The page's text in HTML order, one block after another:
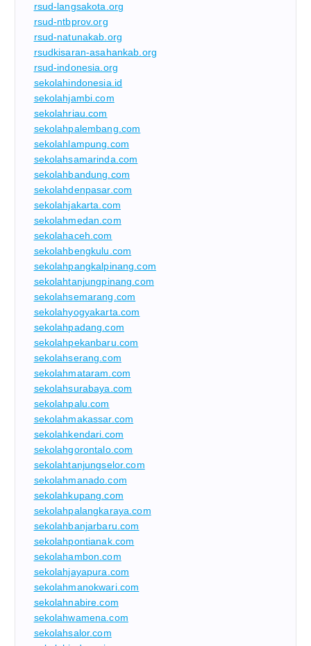
rsud-langsakota.org
rsud-ntbprov.org
rsud-natunakab.org
rsudkisaran-asahankab.org
rsud-indonesia.org
sekolahindonesia.id
sekolahjambi.com
sekolahriau.com
sekolahpalembang.com
sekolahlampung.com
sekolahsamarinda.com
sekolahbandung.com
sekolahdenpasar.com
sekolahjakarta.com
sekolahmedan.com
sekolahaceh.com
sekolahbengkulu.com
sekolahpangkalpinang.com
sekolahtanjungpinang.com
sekolahsemarang.com
sekolahyogyakarta.com
sekolahpadang.com
sekolahpekanbaru.com
sekolahserang.com
sekolahmataram.com
sekolahsurabaya.com
sekolahpalu.com
sekolahmakassar.com
sekolahkendari.com
sekolahgorontalo.com
sekolahtanjungselor.com
sekolahmanado.com
sekolahkupang.com
sekolahpalangkaraya.com
sekolahbanjarbaru.com
sekolahpontianak.com
sekolahambon.com
sekolahjayapura.com
sekolahmanokwari.com
sekolahnabire.com
sekolahwamena.com
sekolahsalor.com